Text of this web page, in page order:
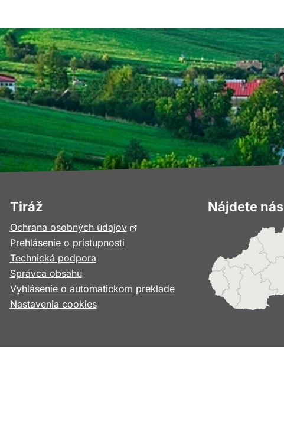
Tiráž
Ochrana osobných údajovOtvorí
okne
Prehlásenie o prístupnosti
Technická podpora
Správca obsahu
Vyhlásenie o automatickom preklade
Nastavenia cookies
Nájdete nás